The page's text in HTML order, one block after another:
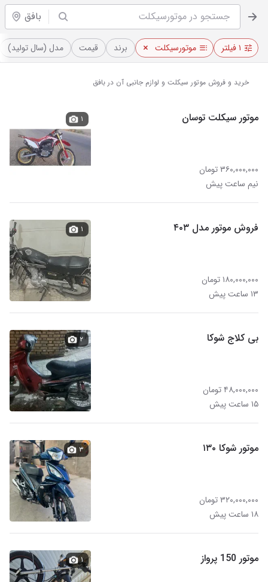
بافق
۱ فیلتر موتورسیکلت برند قیمت مدل (سال تولید)
خرید و فروش موتور سیکلت و لوازم جانبی آن در بافق
موتور سیکلت توسان
۳۶۰,۰۰۰,۰۰۰ تومان
نیم ساعت پیش
۱
فروش موتور مدل ۴۰۳
۱۸۰,۰۰۰,۰۰۰ تومان
۱۳ ساعت پیش
۱
بی کلاج شوکا
۴۸,۰۰۰,۰۰۰ تومان
۱۵ ساعت پیش
۲
موتور شوکا ۱۳۰
۳۲۰,۰۰۰,۰۰۰ تومان
۱۸ ساعت پیش
۳
موتور 150 پرواز ۱